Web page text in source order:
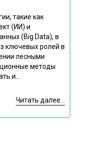
такие как
(ИИ) и
(Big Data), в
ключевых ролей в
лесными
методы
и...
Читать далее...